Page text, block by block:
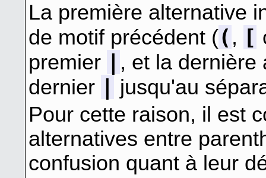
La première alternative
de motif précédent (( , [
premier
, et la dernière
dernier
jusqu'au
Pour cette raison, il est
alternatives entre
confusion quant à leur